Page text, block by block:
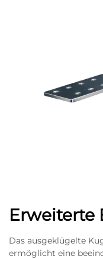
Erweiterte
Das ausgeklügelte
ermöglicht eine